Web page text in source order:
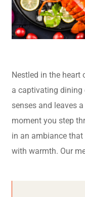
Nestled in the heart
a captivating dining
senses and leaves
moment you step
in an ambiance
with warmth. Our